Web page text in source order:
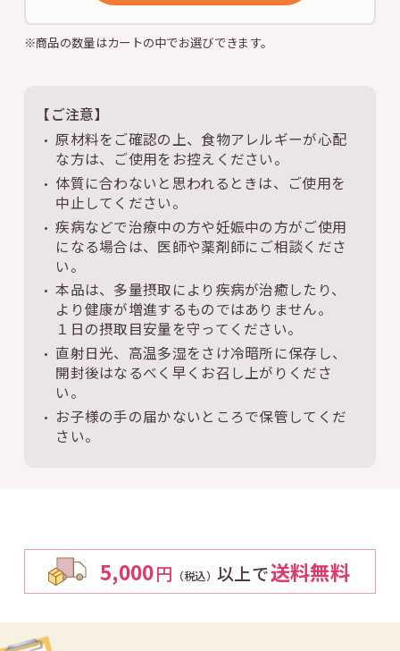
※商品の数量はカートの中でお選びできます。
【ご注意】
原材料をご確認の上、食物アレルギーが心配
な方は、ご使用をお控えください。
体質に合わないと思われるときは、ご使用を
中止してください。
疾病などで治療中の方や妊娠中の方がご使用
になる場合は、医師や薬剤師にご相談くださ
い。
本品は、多量摂取により疾病が治癒したり、
より健康が増進するものではありません。
１日の摂取目安量を守ってください。
直射日光、高温多湿をさけ冷暗所に保存し、
開封後はなるべく早くお召し上がりくださ
い。
お子様の手の届かないところで保管してくだ
さい。
5,000円 （税込） 以上で送料無料